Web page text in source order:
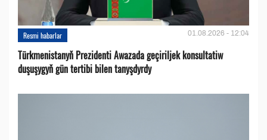
Resmi habarlar 01.08.2026 - 12:04
Türkmenistanyň Prezidenti Awazada geçiriljek konsultatiw
duşuşygyň gün tertibi bilen tanyşdyrdy